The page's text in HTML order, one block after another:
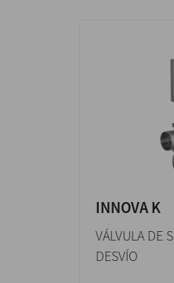
INNOVA K
VÁLVULA DE
DESVÍO